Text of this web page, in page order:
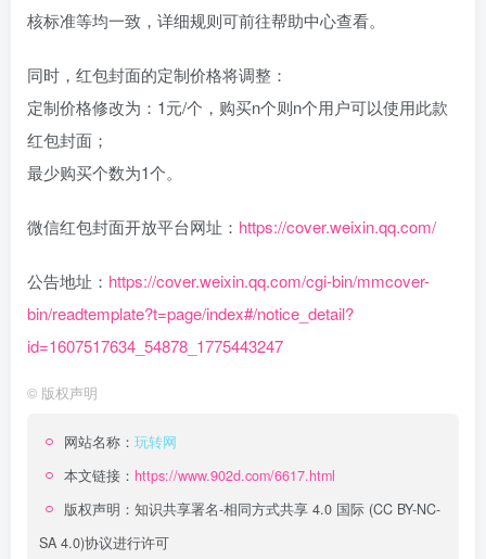
核标准等均一致，详细规则可前往帮助中心查看。
同时，红包封面的定制价格将调整：
定制价格修改为：1元/个，购买n个则n个用户可以使用此款
红包封面；
最少购买个数为1个。
微信红包封面开放平台网址： https://cover.weixin.qq.com/
公告地址： https://cover.weixin.qq.com/cgi-bin/mmcover-
bin/readtemplate?t=page/index#/notice_detail?
id=1607517634_54878_1775443247
© 版权声明
网站名称： 玩转网
本文链接： https://www.902d.com/6617.html
版权声明： 知识共享署名-相同方式共享 4.0 国际 (CC BY-NC-
SA 4.0)协议进行许可